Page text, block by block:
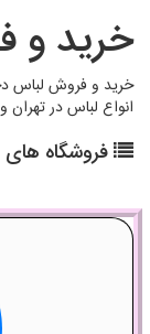
خرید و
خرید و فروش لباس
انواع لباس در
فروشگاه های